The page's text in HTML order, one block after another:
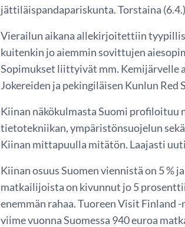
jättiläispandapariskunta. Torstaina
Vierailun aikana allekirjoitettiin
kuitenkin jo aiemmin sovittujen
Sopimukset liittyivät mm. Kemijärvelle
Jokereiden ja pekingiläisen Kunlun
Kiinan näkökulmasta Suomi profiloituu
tietotekniikan, ympäristönsuojelun
Kiinan mittapuulla mitätön. Laajasti
Kiinan osuus Suomen viennistä on 5 %
matkailijoista on kivunnut jo 5
enemmän rahaa. Tuoreen Visit
viime vuonna Suomessa 940 euroa